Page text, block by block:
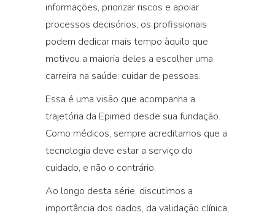
informações, priorizar riscos e apoiar
processos decisórios, os profissionais
podem dedicar mais tempo àquilo que
motivou a maioria deles a escolher uma
carreira na saúde: cuidar de pessoas.
Essa é uma visão que acompanha a
trajetória da Epimed desde sua fundação.
Como médicos, sempre acreditamos que a
tecnologia deve estar a serviço do
cuidado, e não o contrário.
Ao longo desta série, discutimos a
importância dos dados, da validação clínica,